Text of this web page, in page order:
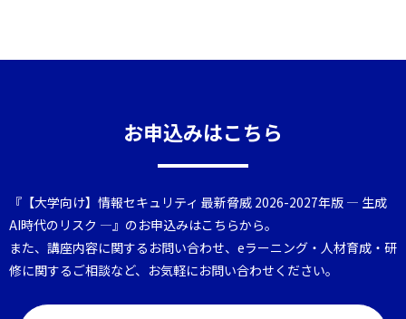
お申込みはこちら
『【大学向け】情報セキュリティ 最新脅威 2026-2027年版 ― 生成
AI時代のリスク ―』のお申込みはこちらから。
また、講座内容に関するお問い合わせ、eラーニング・人材育成・研
修に関するご相談など、お気軽にお問い合わせください。